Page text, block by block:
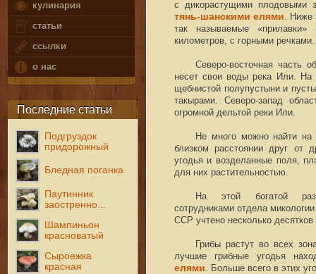
кулинария
статьи
ссылки
о нас
Последние статьи
Подгруздок
придорожный
Бледная поганка
Паутинник
заостренно...
Шампиньон
красноватый
Сыроежка
красная
с дикорастущими
тянь-шанскими елями .
так называемые
километров, с горными речками.
Северо-восточная часть
несет свои воды река Или. На
щебнистой полупустыни и
такырами. Северо-запад
огромной дельтой реки Или.
Не много можно найти
близком расстоянии друг от
угодья и возделанные поля,
для них растительностью.
На этой богатой
сотрудниками отдела
ССР учтено несколько
Грибы растут во всех
лучшие грибные угодья
елями . Больше всего в этих